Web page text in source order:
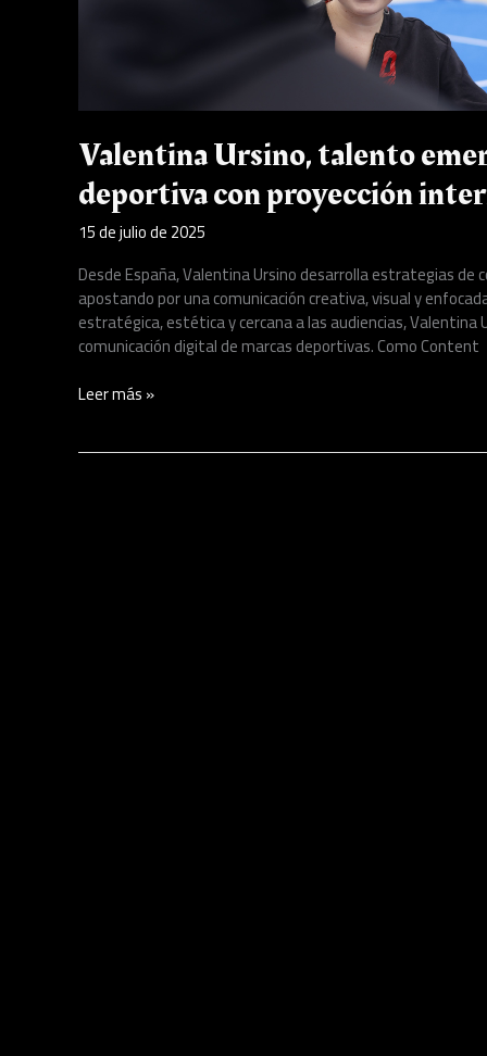
Valentina Ursino, talento
deportiva con proyección
15 de julio de 2025
Desde España, Valentina Ursino desarrolla estrategias
apostando por una comunicación creativa, visual y
estratégica, estética y cercana a las audiencias,
comunicación digital de marcas deportivas. Como Content
Leer más »